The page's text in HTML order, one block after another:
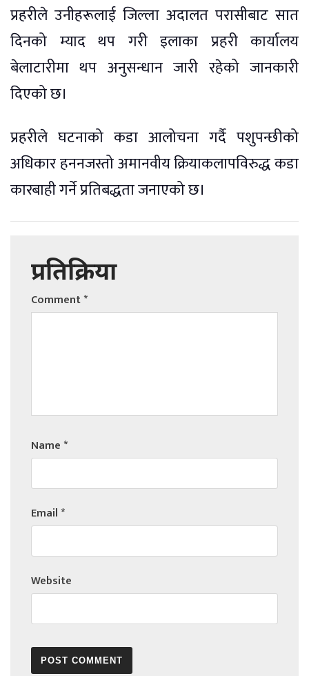
प्रहरीले उनीहरूलाई जिल्ला अदालत परासीबाट सात
दिनको म्याद थप गरी इलाका प्रहरी कार्यालय
बेलाटारीमा थप अनुसन्धान जारी रहेको जानकारी
दिएको छ।
प्रहरीले घटनाको कडा आलोचना गर्दै पशुपन्छीको
अधिकार हननजस्तो अमानवीय क्रियाकलापविरुद्ध कडा
कारबाही गर्ने प्रतिबद्धता जनाएको छ।
प्रतिक्रिया
Comment*
Name*
Email*
Website